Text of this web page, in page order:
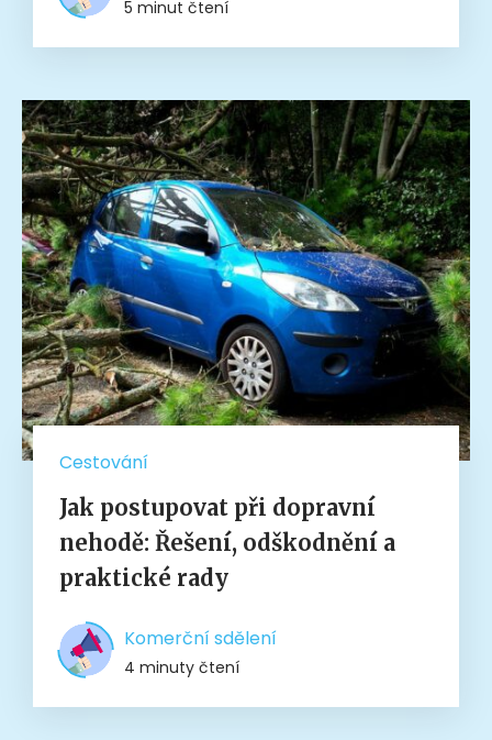
5 minut čtení
Cestování
Jak postupovat při dopravní
nehodě: Řešení, odškodnění a
praktické rady
Komerční sdělení
4 minuty čtení